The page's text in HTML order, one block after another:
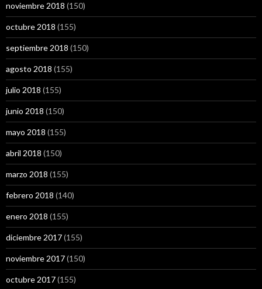
noviembre 2018 (150)
octubre 2018 (155)
septiembre 2018 (150)
agosto 2018 (155)
julio 2018 (155)
junio 2018 (150)
mayo 2018 (155)
abril 2018 (150)
marzo 2018 (155)
febrero 2018 (140)
enero 2018 (155)
diciembre 2017(155)
noviembre 2017(150)
octubre 2017(155)